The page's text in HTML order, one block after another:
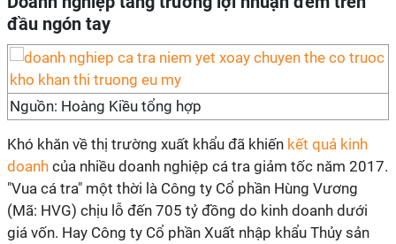
đầu ngón tay
Nguồn: Hoàng Kiều tổng hợp
Khó khăn về thị trường xuất khẩu đã khiến kết quả kinh
doanh của nhiều doanh nghiệp cá tra giảm tốc năm 2017.
"Vua cá tra" một thời là Công ty Cổ phần Hùng Vương
(Mã: HVG) chịu lỗ đến 705 tỷ đồng do kinh doanh dưới
giá vốn. Hay Công ty Cổ phần Xuất nhập khẩu Thủy sản